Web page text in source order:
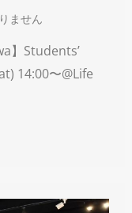
ません
】Students’
14:00〜@Life